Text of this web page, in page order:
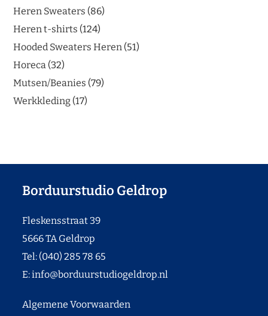
Heren Sweaters 86
Heren t-shirts 124
Hooded Sweaters Heren 51
Horeca 32
Mutsen/Beanies 79
Werkkleding 17
Borduurstudio Geldrop
Fleskensstraat 39
5666 TA Geldrop
Tel: (040) 285 78 65
E:info@borduurstudiogeldrop.nl
Algemene Voorwaarden